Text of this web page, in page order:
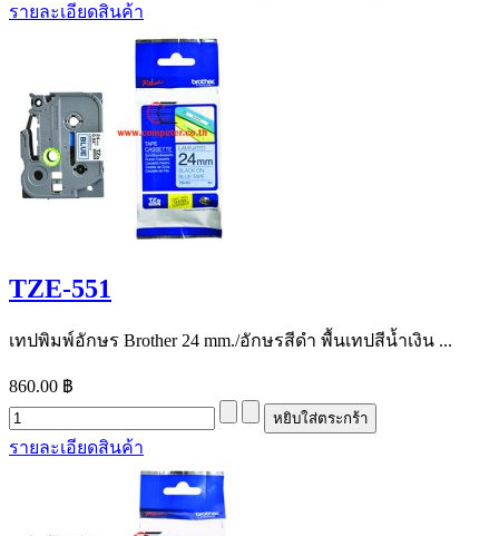
รายละเอียดสินค้า
TZE-551
เทปพิมพ์อักษร Brother 24 mm./อักษรสีดำ พื้นเทปสีน้ำเงิน ...
860.00 ฿
รายละเอียดสินค้า